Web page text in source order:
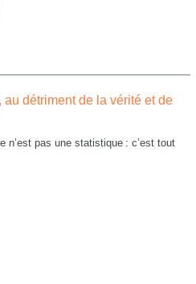
détriment de la vérité et de
n’est pas une statistique : c’est tout